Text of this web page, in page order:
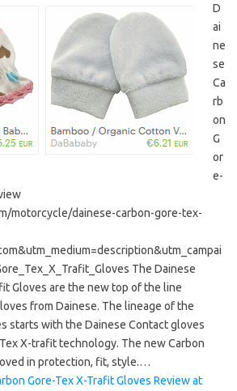
D
ai
ne
se
Ca
rb
on
G
or
e-
motorcycle/dainese-carbon-gore-tex-
The Dainese
Gloves are the new top of the line
from Dainese. The lineage of the
starts with the Dainese Contact gloves
X-trafit technology. The new Carbon
in protection, fit, style.…
Gore-Tex X-Trafit Gloves Review at